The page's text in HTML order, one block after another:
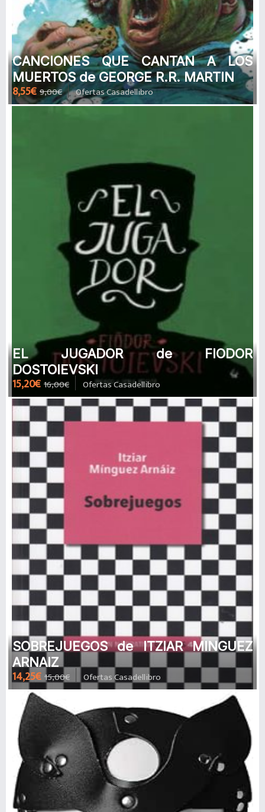
CANCIONES QUE CANTAN A LOS
MUERTOS de GEORGE R.R. MARTIN
8,55€ 9,00€ Ofertas Casadellibro
EL JUGADOR de FIODOR
DOSTOIEVSKI
15,20€ 16,00€ Ofertas Casadellibro
SOBREJUEGOS de ITZIAR MINGUEZ
ARNAIZ
14,25€ 15,00€ Ofertas Casadellibro